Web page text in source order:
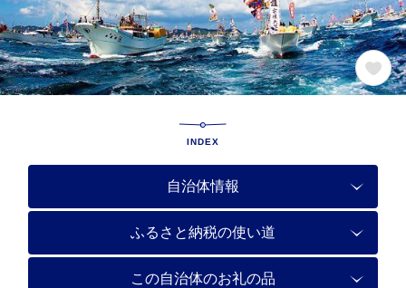
INDEX
自治体情報
ふるさと納税の使い道
この自治体のお礼の品